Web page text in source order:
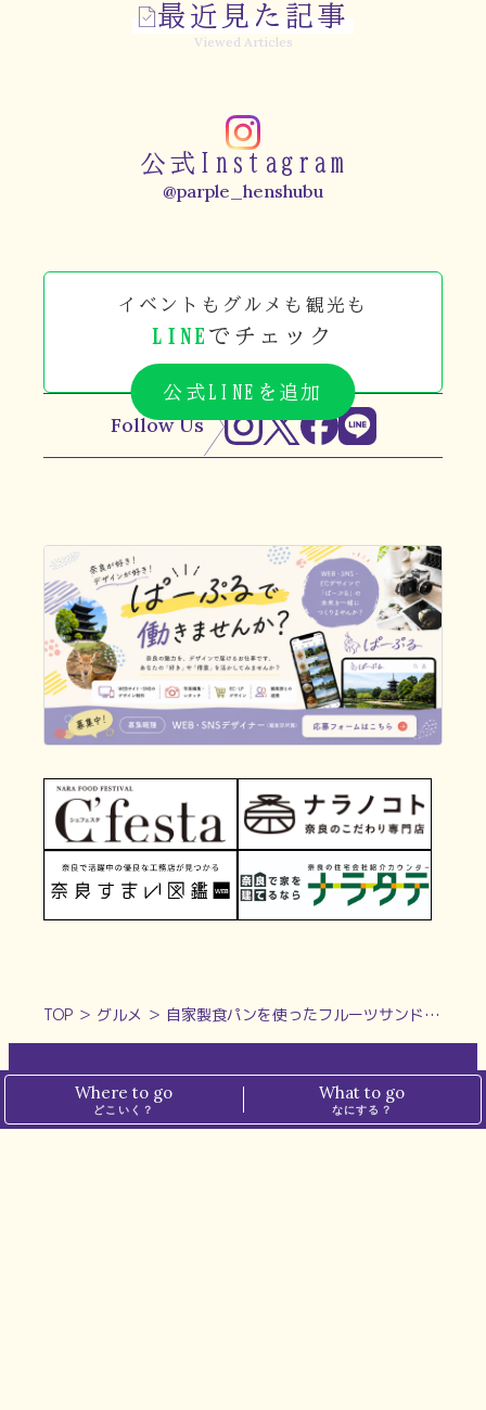
最近見た記事
Viewed Articles
公式Instagram
@parple_henshubu
イベントもグルメも観光も
LINE でチェック
公式LINEを追加
Follow Us
TOP ＞ グルメ ＞ 自家製食パンを使ったフルーツサンド【天迦久珈琲/奈良市】
Where to go
どこいく？
What to go
なにする？
ホーム プライバシーポリシー